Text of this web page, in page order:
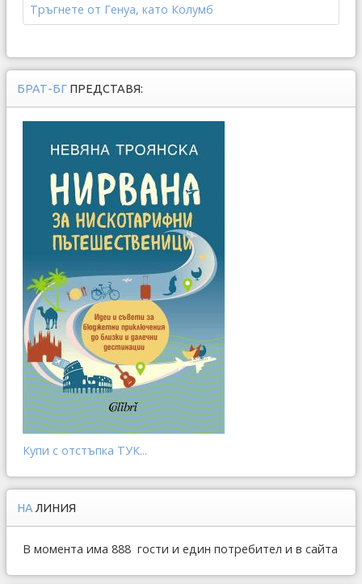
Тръгнете от Генуа, като Колумб
БРАТ-БГ ПРЕДСТАВЯ:
Купи с отстъпка ТУК...
НА ЛИНИЯ
В момента има 888 гости и един потребител и в сайта